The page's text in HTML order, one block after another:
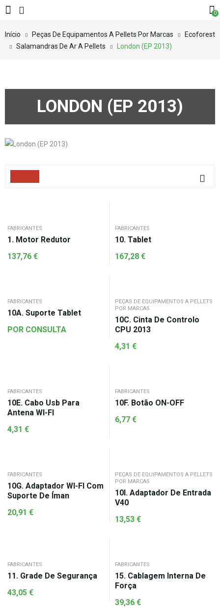
0
Início Peças De Equipamentos A Pellets Por Marcas
Ecoforest
Salamandras De Ar A Pellets
London (EP 2013)
LONDON (EP 2013)
FABRICANTES
1. Motor Redutor
137,76 €
FABRICANTES
10. Tablet
167,28 €
FABRICANTES
10A. Suporte Tablet
POR CONSULTA
PEÇAS DE EQUIPAMENTOS A PELLETS
POR MARCAS
10C. Cinta De Controlo
CPU 2013
4,31 €
FABRICANTES
10E. Cabo Usb Para
Antena WI-FI
4,31 €
FABRICANTES
10F. Botão ON-OFF
6,77 €
FABRICANTES
10G. Adaptador WI-FI Com
Suporte De Íman
20,91 €
PEÇAS DE EQUIPAMENTOS A PELLETS
POR MARCAS
10I. Adaptador De Entrada
V40
13,53 €
FABRICANTES
11. Grade De Segurança
43,05 €
FABRICANTES
15. Cablagem Interna De
Força
39,36 €